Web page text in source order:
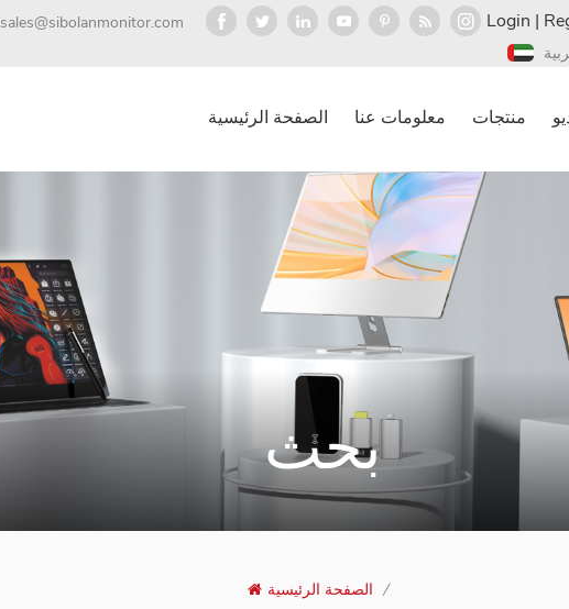
sales@sibolanmonitor.com Login |
الصفحة الرئيسية معلومات عنا منتجات
بحث
الصفحة الرئيسية /